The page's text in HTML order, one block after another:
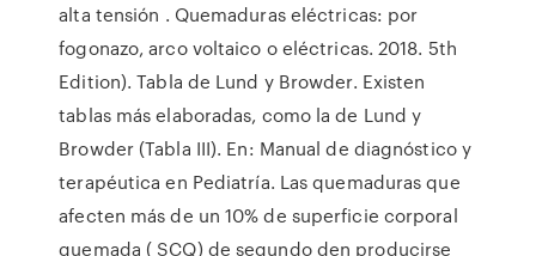
alta tensión . Quemaduras eléctricas: por
fogonazo, arco voltaico o eléctricas. 2018. 5th
Edition). Tabla de Lund y Browder. Existen
tablas más elaboradas, como la de Lund y
Browder (Tabla III). En: Manual de diagnóstico y
terapéutica en Pediatría. Las quemaduras que
afecten más de un 10% de superficie corporal
quemada ( SCQ) de segundo den producirse